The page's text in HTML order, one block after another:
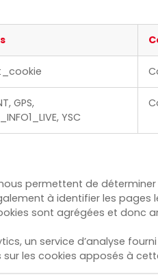
GPS,
YSC
permettent de
à identifier les
sont agrégées et donc
un service d’analyse
sur les cookies apposés à